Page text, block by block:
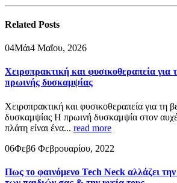
Related Posts
04Μάι4 Μαΐου, 2026
Χειροπρακτική και φυσικοθεραπεία για
πρωινής δυσκαμψίας
Χειροπρακτική και φυσικοθεραπεία για τη
δυσκαμψίας Η πρωινή δυσκαμψία στον
πλάτη είναι ένα... read more
06Φεβ6 Φεβρουαρίου, 2022
Πως το φαινόμενο Tech Neck αλλάζει